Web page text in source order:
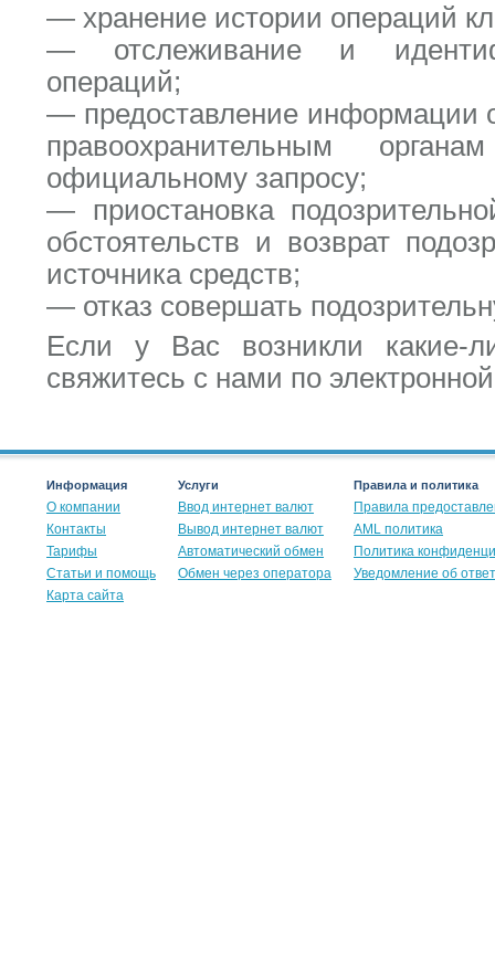
— хранение истории операций
— отслеживание и
операций;
— предоставление информации
правоохранительным
официальному запросу;
— приостановка
обстоятельств и возврат
источника средств;
— отказ совершать
Если у Вас возникли какие-
свяжитесь с нами по
Информация
О компании
Контакты
Тарифы
Статьи и помощь
Карта сайта
Услуги
Ввод интернет валют
Вывод интернет валют
Автоматический обмен
Обмен через оператора
Правила и политика
Правила
AML политика
Политика
Уведомление об